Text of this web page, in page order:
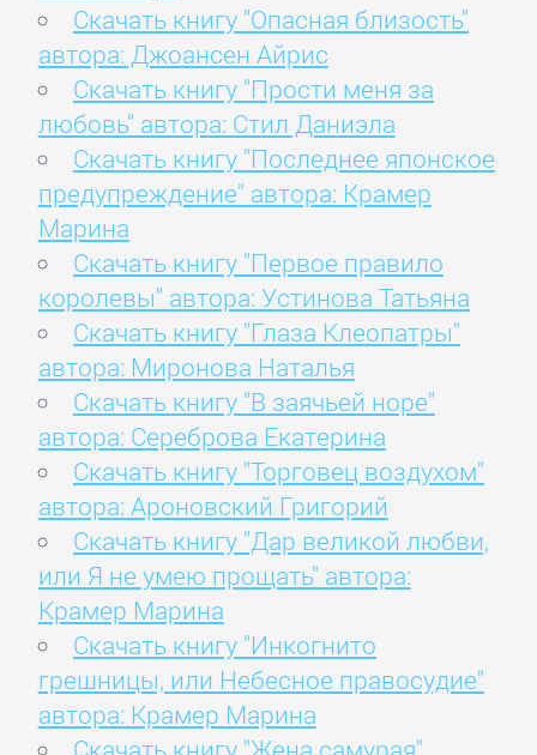
Скачать книгу "Опасная близость"
автора: Джоансен Айрис
Скачать книгу "Прости меня за
любовь" автора: Стил Даниэла
Скачать книгу "Последнее японское
предупреждение" автора: Крамер
Марина
Скачать книгу "Первое правило
королевы" автора: Устинова Татьяна
Скачать книгу "Глаза Клеопатры"
автора: Миронова Наталья
Скачать книгу "В заячьей норе"
автора: Сереброва Екатерина
Скачать книгу "Торговец воздухом"
автора: Ароновский Григорий
Скачать книгу "Дар великой любви,
или Я не умею прощать" автора:
Крамер Марина
Скачать книгу "Инкогнито
грешницы, или Небесное правосудие"
автора: Крамер Марина